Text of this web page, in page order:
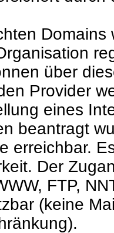
Domains
über
Provider
eines
beantragt
erreichbar.
Der
FTP,
(keine